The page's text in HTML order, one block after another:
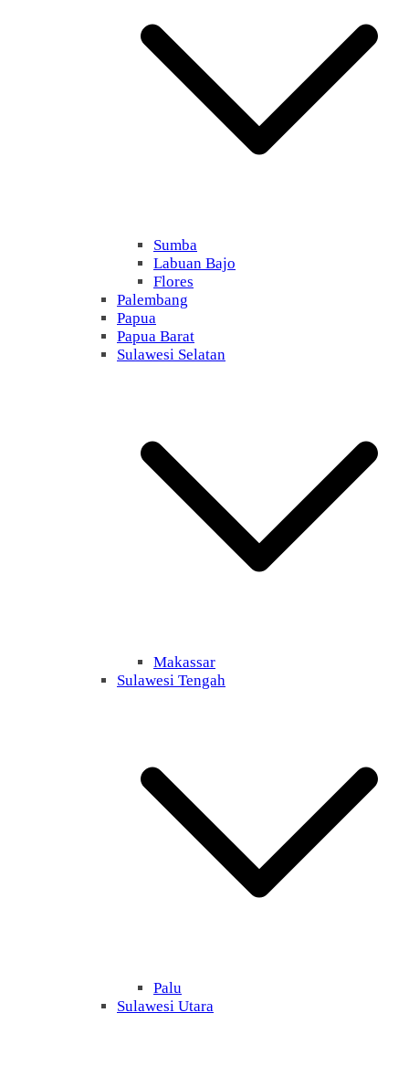
Sumba
Labuan Bajo
Flores
Palembang
Papua
Papua Barat
Sulawesi Selatan
Makassar
Sulawesi Tengah
Palu
Sulawesi Utara